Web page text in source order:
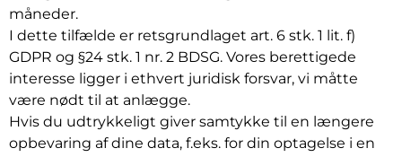
måneder.
I dette tilfælde er retsgrundlaget art. 6 stk. 1 lit. f)
GDPR og §24 stk. 1 nr. 2 BDSG. Vores berettigede
interesse ligger i ethvert juridisk forsvar, vi måtte
være nødt til at anlægge.
Hvis du udtrykkeligt giver samtykke til en længere
opbevaring af dine data, f.eks. for din optagelse i en